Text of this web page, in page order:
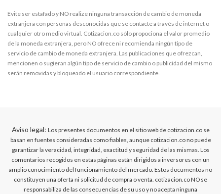
Evite ser estafado y NO realize ninguna transacción de cambio de moneda
extranjera con personas desconocidas que se contacte a través de internet o
cualquier otro medio virtual. Cotizacion.co sólo propociona el valor promedio
de la moneda extranjera, pero NO ofrece ni recomienda ningún tipo de
servicio de cambio de moneda extranjera. Las publicaciones que ofrezcan,
mencionen o sugieran algún tipo de servicio de cambio o publicidad del mismo
serán removidas y bloqueado el usuario correspondiente.
Aviso legal: Los presentes documentos en el sitio web de cotizacion.co se
basan en fuentes consideradas como fiables, aunque cotizacion.co no puede
garantizar la veracidad, integridad, exactitud y seguridad de las mismas. Los
comentarios recogidos en estas páginas están dirigidos a inversores con un
amplio conocimiento del funcionamiento del mercado. Estos documentos no
constituyen una oferta ni solicitud de compra o venta. cotizacion.co NO se
responsabiliza de las consecuencias de su uso y no acepta ninguna